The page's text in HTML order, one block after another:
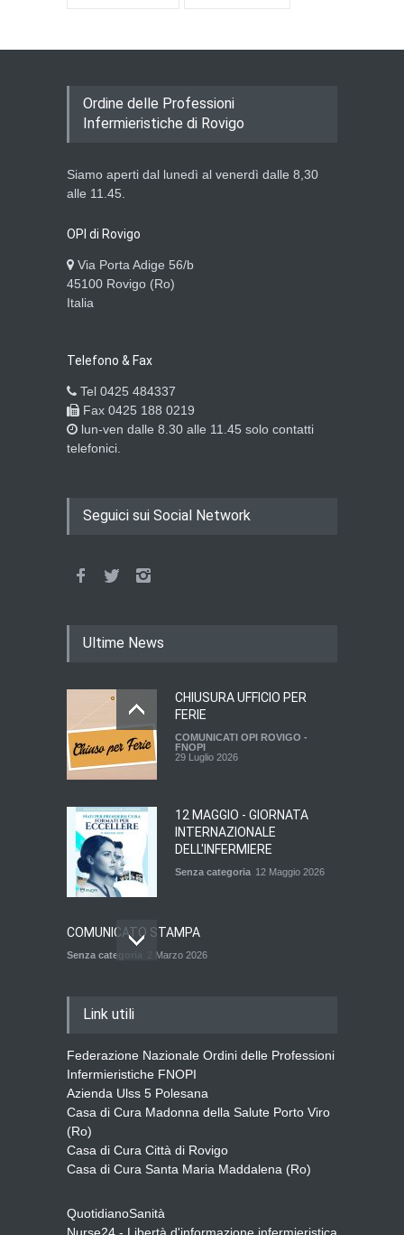
Ordine delle Professioni
Infermieristiche di Rovigo
Siamo aperti dal lunedì al venerdì dalle 8,30
alle 11.45.
OPI di Rovigo
Via Porta Adige 56/b
45100 Rovigo (Ro)
Italia
Telefono & Fax
Tel 0425 484337
Fax 0425 188 0219
lun-ven dalle 8.30 alle 11.45 solo contatti
telefonici.
Seguici sui Social Network
Ultime News
CHIUSURA UFFICIO PER
FERIE
COMUNICATI OPI ROVIGO -
FNOPI
29 Luglio 2026
12 MAGGIO - GIORNATA
INTERNAZIONALE
DELL'INFERMIERE
Senza categoria 12 Maggio 2026
COMUNICATO STAMPA
Senza categoria 2 Marzo 2026
BANDO DI AVVISO PUBBLICO
Senza categoria
18 Novembre 2025
Link utili
Federazione Nazionale Ordini delle Professioni
Infermieristiche FNOPI
Azienda Ulss 5 Polesana
Casa di Cura Madonna della Salute Porto Viro
(Ro)
Casa di Cura Città di Rovigo
Casa di Cura Santa Maria Maddalena (Ro)
QuotidianoSanità